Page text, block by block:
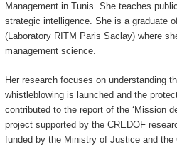
Management in Tunis. She teaches
strategic intelligence. She is a graduate
(Laboratory RITM Paris Saclay) where
management science.
Her research focuses on understanding
whistleblowing is launched and the
contributed to the report of the ‘Mission
project supported by the CREDOF
funded by the Ministry of Justice and the